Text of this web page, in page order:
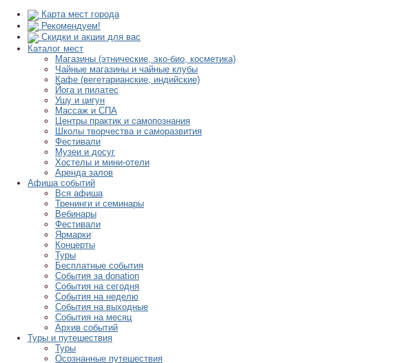
Карта мест города
Рекомендуем!
Скидки и акции для вас
Каталог мест
Магазины (этнические, эко-био, косметика)
Чайные магазины и чайные клубы
Кафе (вегетарианские, индийские)
Йога и пилатес
Ушу и цигун
Массаж и СПА
Центры практик и самопознания
Школы творчества и саморазвития
Фестивали
Музеи и досуг
Хостелы и мини-отели
Аренда залов
Афиша событий
Вся афиша
Тренинги и семинары
Вебинары
Фестивали
Ярмарки
Концерты
Туры
Бесплатные события
События за donation
События на сегодня
События на неделю
События на выходные
События на месяц
Архив событий
Туры и путешествия
Туры
Осознанные путешествия